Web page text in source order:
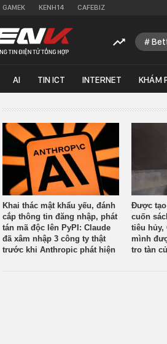
GAMEK KENH14 CAFEBIZ
AI TIN ICT INTERNET KHÁM
Khai thác mật khẩu yếu, đánh
cắp thông tin đăng nhập, phát
tán mã độc lên PyPI: Claude
đã xâm nhập 3 công ty thật
trước khi Anthropic phát hiện
Được
cuốn
tiêu hủy,
mình
tro tàn